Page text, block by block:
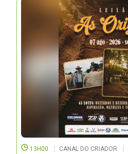
13H00 CANAL DO CRIADOR